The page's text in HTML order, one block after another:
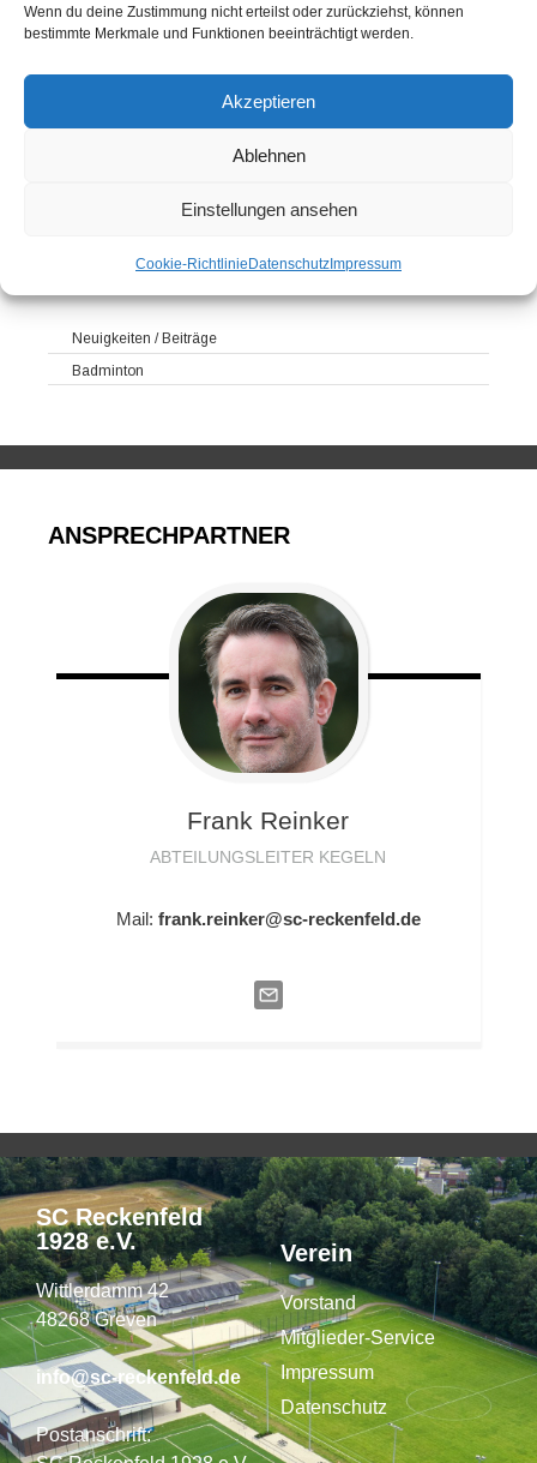
Wenn du deine Zustimmung nicht erteilst oder zurückziehst, können
bestimmte Merkmale und Funktionen beeinträchtigt werden.
Akzeptieren
Ablehnen
Einstellungen ansehen
Cookie-Richtlinie Datenschutz Impressum
Kontakt
SPORTKEGELN
Neuigkeiten / Beiträge
Badminton
ANSPRECHPARTNER
Frank Reinker
ABTEILUNGSLEITER KEGELN
Mail: frank.reinker@sc-reckenfeld.de
SC Reckenfeld
1928 e.V.
Wittlerdamm 42
48268 Greven
info@sc-reckenfeld.de
Postanschrift:
Verein
Vorstand
Mitglieder-Service
Impressum
Datenschutz